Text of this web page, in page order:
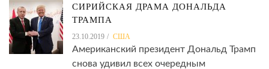
СИРИЙСКАЯ ДРАМА ДОНАЛЬДА
ТРАМПА
23.10.2019 США
Американский президент Дональд Трамп
снова удивил всех очередным